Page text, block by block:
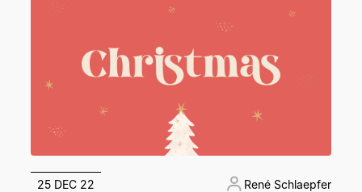
25 DEC 22 René Schlaepfer